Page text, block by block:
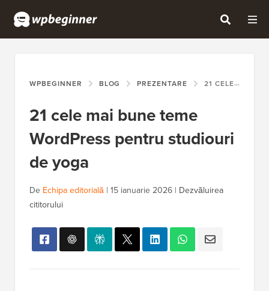
WPBEGINNER BLOG PREZENTARE 21 CELE MAI BUNE TEME WORDPRESS PENTRU STUDIOURI DE YOGA
21 cele mai bune teme
WordPress pentru studiouri
de yoga
De Echipa editorială | 15 ianuarie 2026 | Dezvăluirea
cititorului